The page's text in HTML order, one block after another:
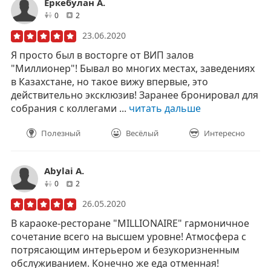
0друзей
2
23.06.2020
Я просто был в восторге от ВИП залов
"Миллионер"! Бывал во многих местах, заведениях
в Казахстане, но такое вижу впервые, это
действительно эксклюзив! Заранее бронировал для
собрания с коллегами ... читать дальше
Полезный Весёлый Интересно
Abylai A.
0друзей
2
26.05.2020
В караоке-ресторане "MILLIONAIRE" гармоничное
сочетание всего на высшем уровне! Атмосфера с
потрясающим интерьером и безукоризненным
обслуживанием. Конечно же еда отменная!